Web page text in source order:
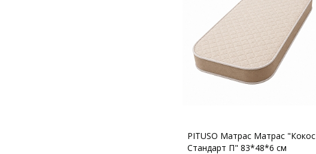
PITUSO Матрас Матрас "Кокос
Стандарт П" 83*48*6 см